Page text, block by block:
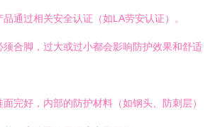
品通过相关安全认证（如LA劳安认证）。
须合脚，过大或过小都会影响防护效果和舒适
面完好，内部的防护材料（如钢头、防刺层）